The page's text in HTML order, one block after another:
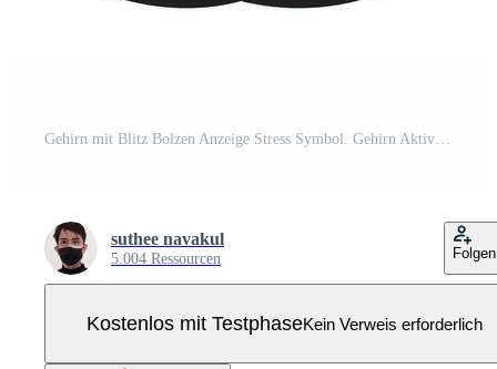
Gehirn mit Blitz Bolzen Anzeige Stress Symbol. Gehirn Aktivität unterzeichnen. Brainstorming denken Symbol. eben Stil. Pro Vektor
suthee navakul
5.004 Ressourcen Folgen
Kostenlos mit TestphaseKein Verweis erforderlich